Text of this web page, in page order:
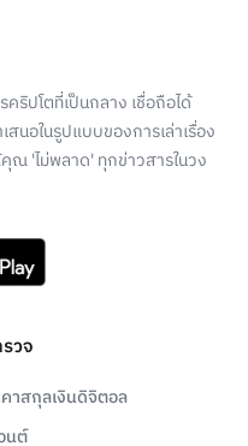
ริปโตที่เป็นกลาง เชื่อถือได้
สนอในรูปแบบของการเล่าเรื่อง
คุณ 'ไม่พลาด' ทุกข่าวสารในวง
วจ
าสกุลเงินดิจิตอล
นต์